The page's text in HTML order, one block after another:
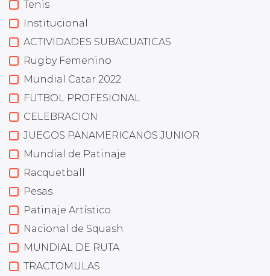
Tenis
Institucional
ACTIVIDADES SUBACUATICAS
Rugby Femenino
Mundial Catar 2022
FUTBOL PROFESIONAL
CELEBRACION
JUEGOS PANAMERICANOS JUNIOR
Mundial de Patinaje
Racquetball
Pesas
Patinaje Artístico
Nacional de Squash
MUNDIAL DE RUTA
TRACTOMULAS